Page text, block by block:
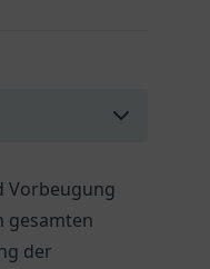
Vorbeugung
gesamten
der